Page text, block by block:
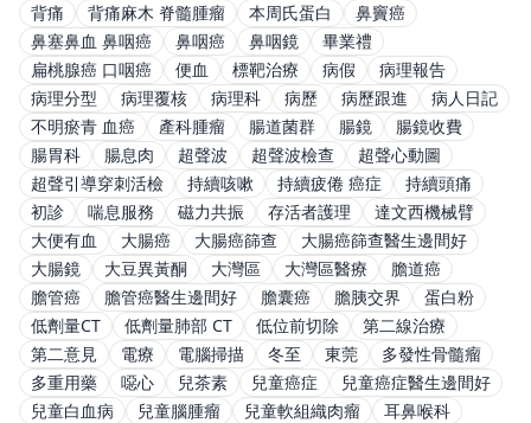
背痛
背痛麻木 脊髓腫瘤 本周氏蛋白
鼻竇癌
鼻塞鼻血 鼻咽癌
鼻咽癌 鼻咽鏡
畢業禮
扁桃腺癌 口咽癌
便血 標靶治療 病假
病理報告
病理分型
病理覆核 病理科 病歷 病歷跟進
病人日記
不明瘀青 血癌
產科腫瘤 腸道菌群 腸鏡
腸鏡收費
腸胃科
腸息肉 超聲波 超聲波檢查
超聲心動圖
超聲引導穿刺活檢
持續咳嗽 持續疲倦 癌症
持續頭痛
初診
喘息服務 磁力共振 存活者護理
達文西機械臂
大便有血
大腸癌 大腸癌篩查
大腸癌篩查醫生邊間好
大腸鏡
大豆異黃酮 大灣區 大灣區醫療
膽道癌
膽管癌
膽管癌醫生邊間好 膽囊癌 膽胰交界
蛋白粉
低劑量CT
低劑量肺部 CT 低位前切除
第二線治療
第二意見
電療 電腦掃描 冬至 東莞
多發性骨髓瘤
多重用藥
噁心 兒茶素 兒童癌症
兒童癌症醫生邊間好
兒童白血病
兒童腦腫瘤 兒童軟組織肉瘤
耳鼻喉科